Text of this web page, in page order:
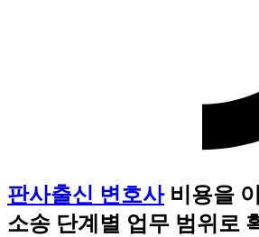
판사출신 변호사비용을
소송 단계별 업무 범위로